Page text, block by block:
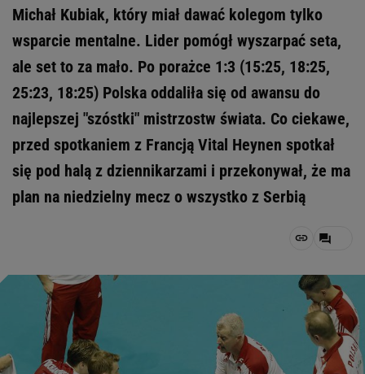
Michał Kubiak, który miał dawać kolegom tylko
wsparcie mentalne. Lider pomógł wyszarpać seta,
ale set to za mało. Po porażce 1:3 (15:25, 18:25,
25:23, 18:25) Polska oddaliła się od awansu do
najlepszej "szóstki" mistrzostw świata. Co ciekawe,
przed spotkaniem z Francją Vital Heynen spotkał
się pod halą z dziennikarzami i przekonywał, że ma
plan na niedzielny mecz o wszystko z Serbią